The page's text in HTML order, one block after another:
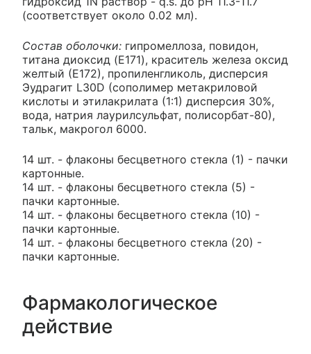
(соответствует около 0.02 мл).
Состав оболочки: гипромеллоза, повидон,
титана диоксид (E171), краситель железа оксид
желтый (Е172), пропиленгликоль, дисперсия
Эудрагит L30D (сополимер метакриловой
кислоты и этилакрилата (1:1) дисперсия 30%,
вода, натрия лаурилсульфат, полисорбат-80),
тальк, макрогол 6000.
14 шт. - флаконы бесцветного стекла (1) - пачки
картонные.
14 шт. - флаконы бесцветного стекла (5) -
пачки картонные.
14 шт. - флаконы бесцветного стекла (10) -
пачки картонные.
14 шт. - флаконы бесцветного стекла (20) -
пачки картонные.
Фармакологическое
действие